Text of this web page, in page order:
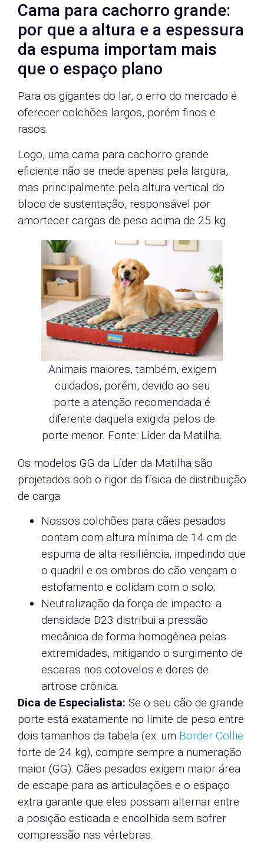
Cama para cachorro grande:
por que a altura e a espessura
da espuma importam mais
que o espaço plano
Para os gigantes do lar, o erro do mercado é
oferecer colchões largos, porém finos e
rasos.
Logo, uma cama para cachorro grande
eficiente não se mede apenas pela largura,
mas principalmente pela altura vertical do
bloco de sustentação, responsável por
amortecer cargas de peso acima de 25 kg.
Animais maiores, também, exigem
cuidados, porém, devido ao seu
porte a atenção recomendada é
diferente daquela exigida pelos de
porte menor. Fonte: Líder da Matilha.
Os modelos GG da Líder da Matilha são
projetados sob o rigor da física de distribuição
de carga:
Nossos colchões para cães pesados
contam com altura mínima de 14 cm de
espuma de alta resiliência, impedindo que
o quadril e os ombros do cão vençam o
estofamento e colidam com o solo;
Neutralização da força de impacto: a
densidade D23 distribui a pressão
mecânica de forma homogênea pelas
extremidades, mitigando o surgimento de
escaras nos cotovelos e dores de
artrose crônica.
Dica de Especialista: Se o seu cão de grande
porte está exatamente no limite de peso entre
dois tamanhos da tabela (ex: um Border Collie
forte de 24 kg), compre sempre a numeração
maior (GG). Cães pesados exigem maior área
de escape para as articulações e o espaço
extra garante que eles possam alternar entre
a posição esticada e encolhida sem sofrer
compressão nas vértebras.